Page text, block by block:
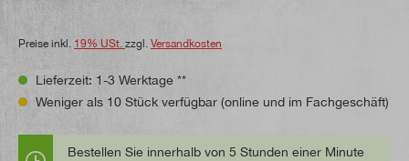
Preise inkl. 19% USt. zzgl. Versandkosten
Lieferzeit: 1-3 Werktage **
Weniger als 10 Stück verfügbar (online und im Fachgeschäft)
Bestellen Sie innerhalb von 5 Stunden einer Minute